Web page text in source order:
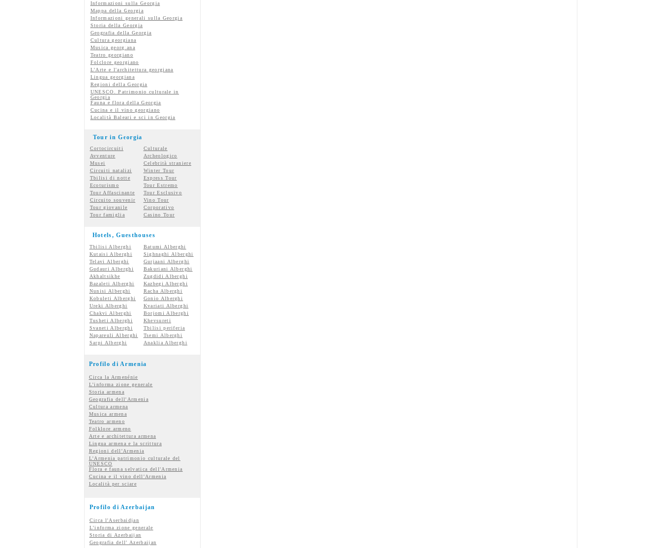
Informazioni sulla Georgia
Mappa della Georgia
Informazioni generali sulla Georgia
Storia della Georgia
Geografia della Georgia
Cultura georgiana
Musica georgiana
Teatro georgiano
Folclore georgiano
L'Arte e l'architettura georgiana
Lingua georgiana
Regioni della Georgia
UNESCO. Patrimonio culturale in
Georgia
Fauna e flora della Georgia
Cucina e il vino georgiano
Località Baleari e sci in Georgia
Tour in Georgia
Cortocircuiti
Culturale
Avventure
Archeologico
Musei
Celebrità straniere
Circuiti natalizi
Winter Tour
Tbilisi di notte
Express Tour
Ecoturismo
Tour Estremo
Tour Affascinante
Tour Esclusivo
Circuito souvenir
Vino Tour
Tour giovanile
Corporativo
Tour famiglia
Casino Tour
Hotels, Guesthouses
Tbilisi Alberghi
Batumi Alberghi
Kutaisi Alberghi
Sighnaghi Alberghi
Telavi Alberghi
Gurjaani Alberghi
Gudauri Alberghi
Bakuriani Alberghi
Akhaltsikhe
Zugdidi Alberghi
Bazaleti Alberghi
Kazbegi Alberghi
Nunisi Alberghi
Racha Alberghi
Kobuleti Alberghi
Gonio Alberghi
Ureki Alberghi
Kvariati Alberghi
Chakvi Alberghi
Borjomi Alberghi
Tusheti Alberghi
Khevsureti
Svaneti Alberghi
Tbilisi periferia
Napareuli Alberghi
Tsemi Alberghi
Sarpi Alberghi
Anaklia Alberghi
Profilo di Armenia
Circa la Armenénie
L'informa zione generale
Storia armena
Geografia dell'Armenia
Cultura armena
Musica armena
Teatro armeno
Folklore armeno
Arte e architettura armena
Lingua armena e la scrittura
Regioni dell'Armenia
L'Armenia patrimonio culturale del
UNESCO
Flora e fauna selvatica dell'Armenia
Cucina e il vino dell'Armenia
Località per sciare
Profilo di Azerbaijan
Circa l'Aserbaidjan
L'informa zione generale
Storia di Azerbaijan
Geografia dell' Azerbaijan